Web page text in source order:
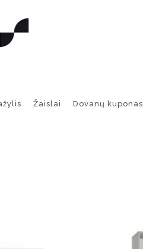
Žaislai Dovanų kuponas